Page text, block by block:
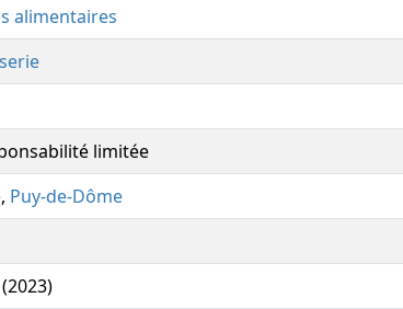
alimentaires
limitée
, Puy-de-Dôme